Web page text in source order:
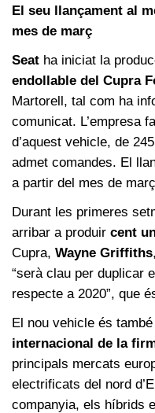
El seu llançament al
mes de març
Seat ha iniciat la
endollable del Cupra
Martorell, tal com ha
comunicat. L’empresa
d’aquest vehicle, de
admet comandes. El
a partir del mes de
Durant les primeres
arribar a produir cent
Cupra, Wayne Griffiths
“serà clau per duplicar
respecte a 2020”, que
El nou vehicle és també
internacional de la
principals mercats
electrificats del nord
companyia, els híbrids